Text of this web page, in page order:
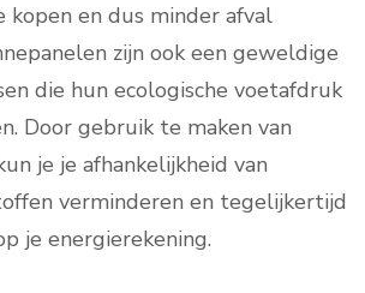
en dus minder afval
zijn ook een geweldige
die hun ecologische voetafdruk
Door gebruik te maken van
je je afhankelijkheid van
verminderen en tegelijkertijd
je energierekening.